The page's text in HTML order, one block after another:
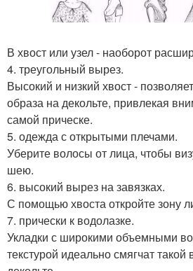
В хвост или узел - наоборот
4. треугольный вырез.
Высокий и низкий хвост -
образа на декольте, привлекая
самой прическе.
5. одежда с открытыми плечами.
Уберите волосы от лица, чтобы
шею.
6. высокий вырез на завязках.
С помощью хвоста откройте зону
7. прически к водолазке.
Укладки с широкими объемными
текстурой идеально смягчат такой